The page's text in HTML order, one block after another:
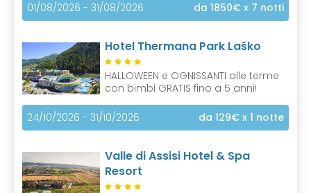
01/08/2026 - 31/08/2026 da 1850€ x 7 notti
Hotel Thermana Park Laško
HALLOWEEN e OGNISSANTI alle terme
con bimbi GRATIS fino a 5 anni!
24/10/2026 - 31/10/2026 da 129€ x 1 notte
Valle di Assisi Hotel & Spa
Resort